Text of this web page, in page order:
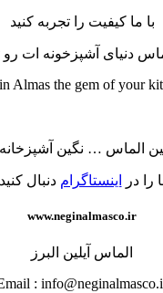
با ما کیفیت را تجربه کنید
دنیای آشپزخونه ات رو
Almas the gem of your
الماس … نگین
را در اینستاگرام دنبال
www.neginalmasco.ir
الماس آیلین البرز
: